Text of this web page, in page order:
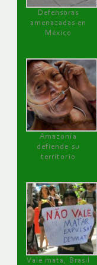
Defensoras
amenazadas en
México
Amazonía
defiende su
territorio
Vale mata, Brasil